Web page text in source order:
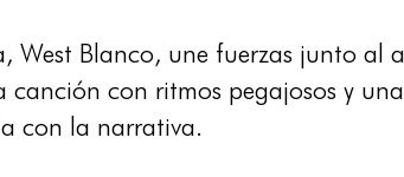
West Blanco, une fuerzas junto
canción con ritmos pegajosos y
con la narrativa.